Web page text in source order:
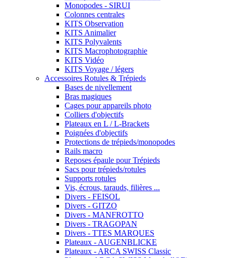
Monopodes - SIRUI
Colonnes centrales
KITS Observation
KITS Animalier
KITS Polyvalents
KITS Macrophotographie
KITS Vidéo
KITS Voyage / légers
Accessoires Rotules & Trépieds
Bases de nivellement
Bras magiques
Cages pour appareils photo
Colliers d'objectifs
Plateaux en L / L-Brackets
Poignées d'objectifs
Protections de trépieds/monopodes
Rails macro
Reposes épaule pour Trépieds
Sacs pour trépieds/rotules
Supports rotules
Vis, écrous, tarauds, filières ...
Divers - FEISOL
Divers - GITZO
Divers - MANFROTTO
Divers - TRAGOPAN
Divers - TTES MARQUES
Plateaux - AUGENBLICKE
Plateaux - ARCA SWISS Classic